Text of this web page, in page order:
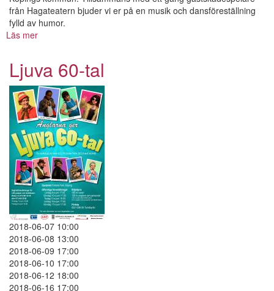
från Hagateatern bjuder vi er på en musik och dansföreställning
fylld av humor.
Läs mer
tal
Ljuva 60-tal
2018-06-07 10:00
2018-06-08 13:00
2018-06-09 17:00
2018-06-10 17:00
2018-06-12 18:00
2018-06-16 17:00